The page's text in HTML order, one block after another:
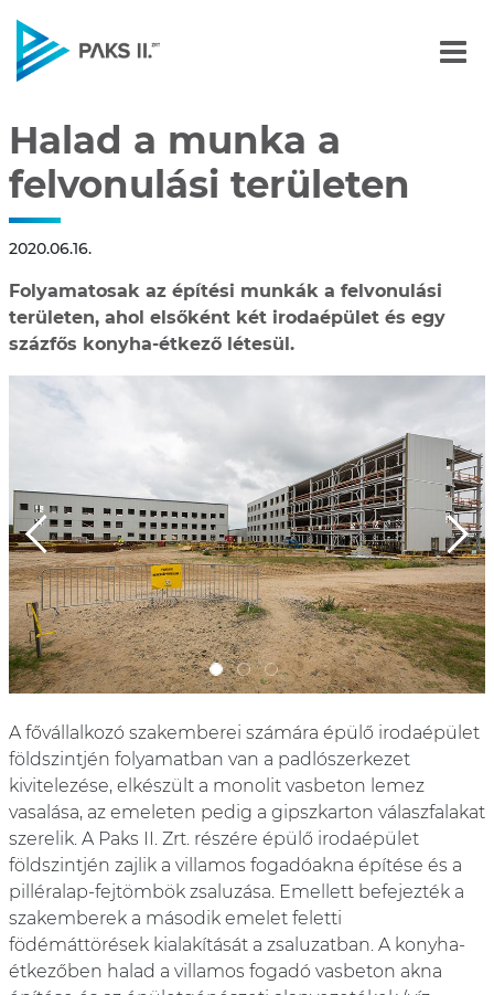
Halad a munka a
Halad a munka a
felvonulási területen
2020.06.16.
Folyamatosak az építési munkák a felvonulási
területen, ahol elsőként két irodaépület és egy
százfős konyha-étkező létesül.
Previous Next
A fővállalkozó szakemberei számára épülő irodaépület
földszintjén folyamatban van a padlószerkezet
kivitelezése, elkészült a monolit vasbeton lemez
vasalása, az emeleten pedig a gipszkarton válaszfalakat
szerelik. A Paks II. Zrt. részére épülő irodaépület
földszintjén zajlik a villamos fogadóakna építése és a
pilléralap-fejtömbök zsaluzása. Emellett befejezték a
szakemberek a második emelet feletti
födémáttörések kialakítását a zsaluzatban. A konyha-
étkezőben halad a villamos fogadó vasbeton akna